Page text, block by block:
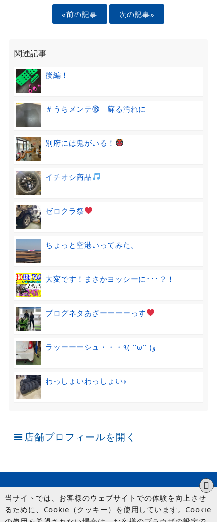
«前の記事 次の記事»
関連記事
後編！
＃うちメンテ⑯ 蘇る汚れに
別府には鬼がいる！
イチオシ商品
ゼロクラ祭
ちょっと空港いってみた。
大変です！まさかヨッシーに･･･？！
ブログネタあざーーーーっす
ラッーーーシュ・・・٩( ''ω'' )و
わっしょいわっしょい♪
店舗プロフィールを開く
当サイトでは、お客様のウェブサイトでの体験を向上させ
るために、Cookie（クッキー）を使用しています。Cookie